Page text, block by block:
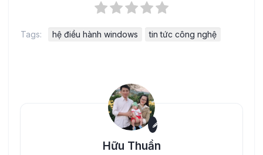
Tags: hệ điều hành windows tin tức công nghệ
Hữu Thuần